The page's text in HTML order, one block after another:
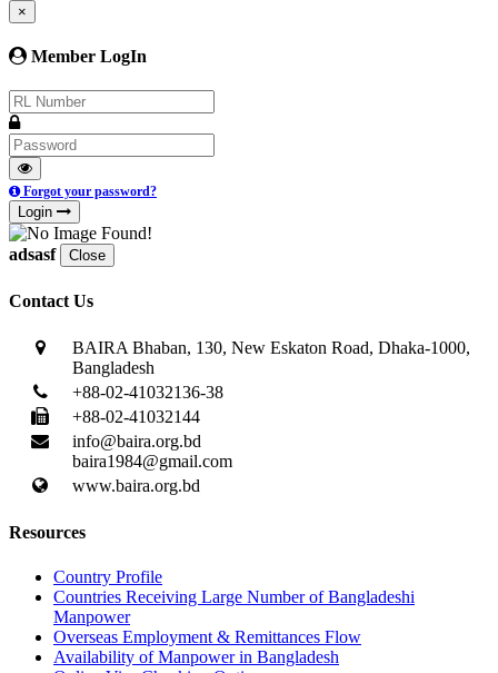
×
Member LogIn
Forgot your password?
Login
adsasf Close
Contact Us
BAIRA Bhaban, 130, New Eskaton Road, Dhaka-1000,
Bangladesh
+88-02-41032136-38
+88-02-41032144
info@baira.org.bd
baira1984@gmail.com
www.baira.org.bd
Resources
Country Profile
Countries Receiving Large Number of Bangladeshi
Manpower
Overseas Employment & Remittances Flow
Availability of Manpower in Bangladesh